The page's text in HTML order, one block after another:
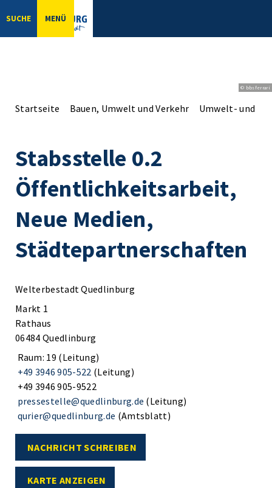
SUCHE MENÜ
© bbsferrari
Startseite Bauen, Umwelt und Verkehr Umwelt- und
Stabsstelle 0.2
Öffentlichkeitsarbeit,
Neue Medien,
Städtepartnerschaften
Welterbestadt Quedlinburg
Markt 1
Rathaus
06484 Quedlinburg
Raum: 19 (Leitung)
+49 3946 905-522 (Leitung)
+49 3946 905-9522
pressestelle@quedlinburg.de (Leitung)
qurier@quedlinburg.de (Amtsblatt)
NACHRICHT SCHREIBEN
KARTE ANZEIGEN